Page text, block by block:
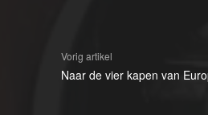
Vorig artikel
Naar de vier kapen van